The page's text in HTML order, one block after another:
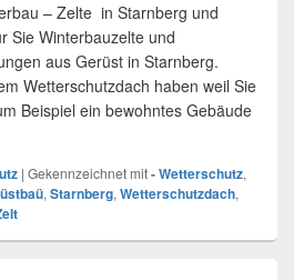
– Zelte in Starnberg und
Sie Winterbauzelte und
aus Gerüst in Starnberg.
Wetterschutzdach haben weil Sie
Beispiel ein bewohntes Gebäude
und Wetterschutz in Starnberg
| Gekennzeichnet mit- Wetterschutz,
, Starnberg, Wetterschutzdach,